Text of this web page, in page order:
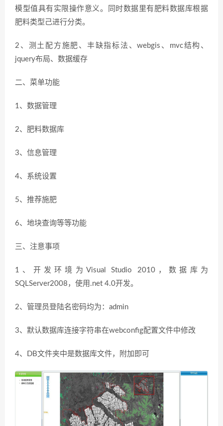
模型值具有实限操作意义。同时数据里有肥料数据库根据
肥料类型己进行分类。
2、测土配方施肥、丰缺指标法、webgis、mvc结构、
jquery布局、数据缓存
二、菜单功能
1、数据管理
2、肥料数据库
3、信息管理
4、系统设置
5、推荐施肥
6、地块查询等等功能
三、注意事项
1、开发环境为Visual Studio 2010，数据库为
SQLServer2008，使用.net 4.0开发。
2、管理员登陆名密码均为：admin
3、默认数据库连接字符串在webconfig配置文件中修改
4、DB文件夹中是数据库文件，附加即可